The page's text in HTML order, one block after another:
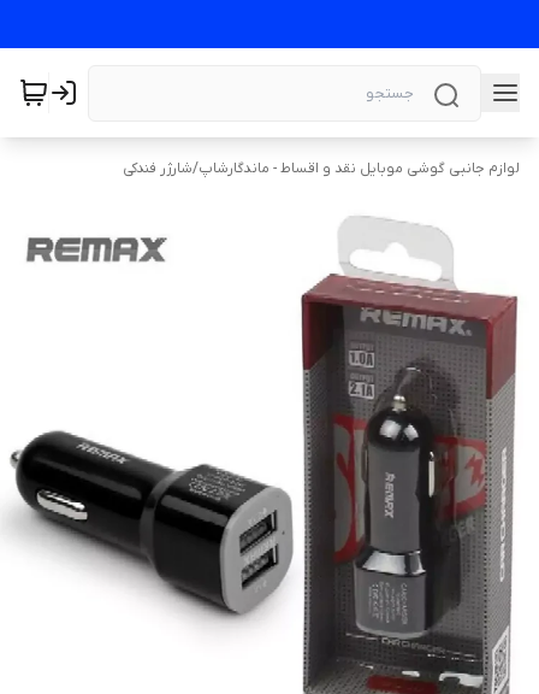
لوازم جانبی گوشی موبایل نقد و اقساط - ماندگارشاپ/شارژر فندکی